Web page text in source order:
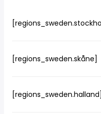
[regions_sweden.skåne]
[regions_sweden.halland]